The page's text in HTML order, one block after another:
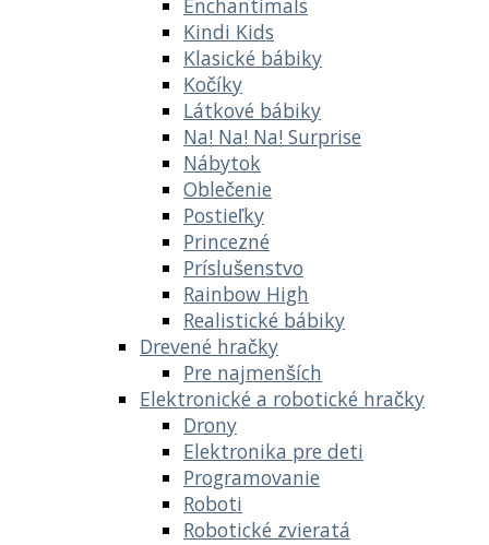
Kindi Kids
Klasické bábiky
Kočíky
Látkové bábiky
Na! Na! Na! Surprise
Nábytok
Oblečenie
Postieľky
Princezné
Príslušenstvo
Rainbow High
Realistické bábiky
Drevené hračky
Pre najmenších
Elektronické a robotické hračky
Drony
Elektronika pre deti
Programovanie
Roboti
Robotické zvieratá